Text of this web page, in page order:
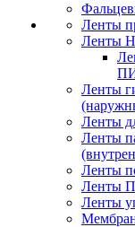
Ленты
Ленты
Ленты
Ленты
Ленты
Ленты
Ленты
Ленты